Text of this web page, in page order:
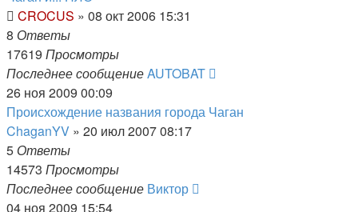
CROCUS » 08 окт 2006 15:31
8 Ответы
17619 Просмотры
Последнее сообщениеAUTOBAT
26 ноя 2009 00:09
Происхождение названия города Чаган
ChaganYV » 20 июл 2007 08:17
5 Ответы
14573 Просмотры
Последнее сообщение Виктор
04 ноя 2009 15:54